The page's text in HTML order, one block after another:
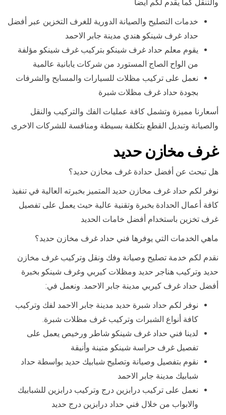
والتنقل كما يقدم لكم أيضا
خدمات التصليح والصيانة الدورية للغرف التخزين عبر أفضل
حداد غرف شينكو هندي مدينة جابر الاحمد
يقوم معلم حداد غرف شينكو بتركيب غرف شينكو مؤلفة
من الواح الصاج المستورد من شركات يابانية عالمية
نعمل على تركيب مظلات للسيارات والمسابح والشرفات
بجودة حداد غرف مظلات شبرة
أسعارنا مميزة وتشمل كافة عمليات الفك والتركيب والنقل
والصيانة وتبديل القطع بتكلفة بسيطة ومنافسة للشركات الاخرى
غرف مخازن حديد
هل تبحث عن أفضل حدادة غرف مخازن حديد؟
نوفر لكم حداد غرف مخازن حديد المتميز بخبرته العالية في تنفيذ
كافة أعمال الحدادة بخبرة وتقنية عالية حيث يعمل على تفصيل
غرف تخزين باستخدام أفضل خامات الحديد
ماهي الخدمات التي يوفرها فني حداد غرف مخازن حديد؟
نقدم لكم خدمة تصليح وصيانة وفك ونقل وتركيب غرف مخازن
حديد وتركيب هناجر حديد ومظلات كيربي وغرف شينكو بخبرة
أفضل حداد غرف كيربي مدينة جابر الاحمد. ونعمل في:
نوفر لكم حداد شبرة حديد مدينة جابر الاحمد لفك وتركيب
كافة أنواع الشبرات وتركيب غرف مظلات شبرة.
لدينا فني حداد غرف شينكو شاطر ورخيص يعمل على
تفصيل غرف حراسة شينكو متينة وأنيقة
نقوم بتفصيل وصيانة وتصليح شبابيك حديد بواسطة حداد
شبابيك مدينة جابر الاحمد
نعمل على تركيب درابزين درج وتركيب درابزين للشبابيك
والابواب من خلال فني حداد درابزين درج حديد